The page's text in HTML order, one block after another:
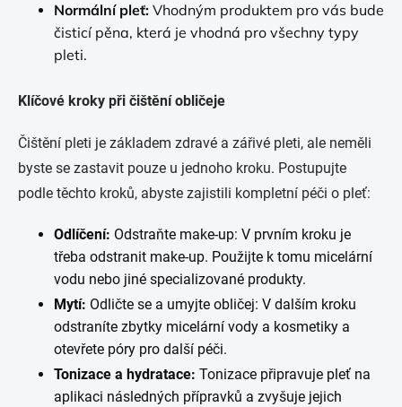
Normální pleť: Vhodným produktem pro vás bude
čisticí pěna, která je vhodná pro všechny typy
pleti.
Klíčové kroky při čištění obličeje
Čištění pleti je základem zdravé a zářivé pleti, ale neměli
byste se zastavit pouze u jednoho kroku. Postupujte
podle těchto kroků, abyste zajistili kompletní péči o pleť:
Odlíčení: Odstraňte make-up: V prvním kroku je
třeba odstranit make-up. Použijte k tomu micelární
vodu nebo jiné specializované produkty.
Mytí: Odličte se a umyjte obličej: V dalším kroku
odstraníte zbytky micelární vody a kosmetiky a
otevřete póry pro další péči.
Tonizace a hydratace: Tonizace připravuje pleť na
aplikaci následných přípravků a zvyšuje jejich